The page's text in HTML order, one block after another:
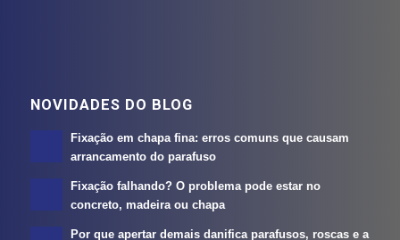
NOVIDADES DO BLOG
Fixação em chapa fina: erros comuns que causam
arrancamento do parafuso
Fixação falhando? O problema pode estar no
concreto, madeira ou chapa
Por que apertar demais danifica parafusos, roscas e a